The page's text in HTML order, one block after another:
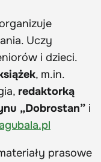
Uczy
i dzieci.
, m.in.
redaktorką
„Dobrostan” i
prasowe